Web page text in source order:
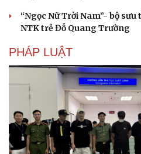
“Ngọc Nữ Trời Nam”- bộ
NTK trẻ Đỗ Quang Trường
PHÁP LUẬT